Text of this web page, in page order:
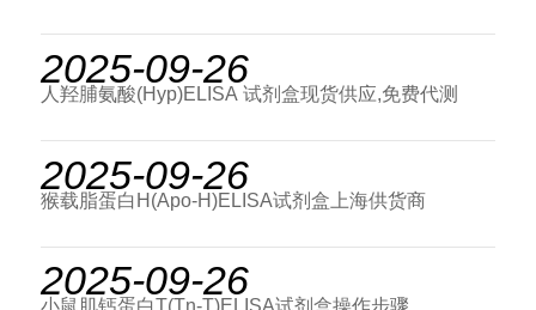
2025-09-26
人羟脯氨酸(Hyp)ELISA 试剂盒现货供应,免费代测
2025-09-26
猴载脂蛋白H(Apo-H)ELISA试剂盒上海供货商
2025-09-26